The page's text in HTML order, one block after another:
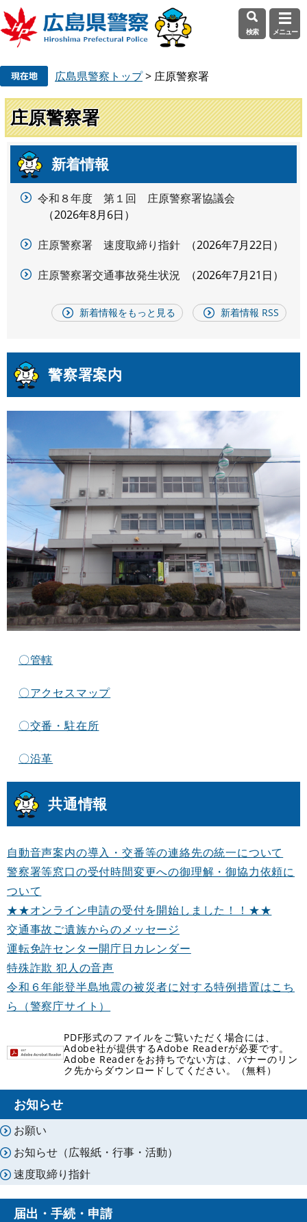
の
先
頭
ー
を
飛
検索 メニュー
広島県警察トップ> 庄原警察署
庄原警察署
本
文
新着情報
令和８年度 第１回 庄原警察署協議会
2026年8月6日
庄原警察署 速度取締り指針
2026年7月22日
庄原警察署交通事故発生状況
2026年7月21日
新着情報をもっと見る 新着情報 RSS
警察署案内
〇管轄
〇アクセスマップ
〇交番・駐在所
〇沿革
共通情報
自動音声案内の導入・交番等の連絡先の統一について
警察署等窓口の受付時間変更への御理解・御協力依頼に
ついて
★★オンライン申請の受付を開始しました！！★★
交通事故ご遺族からのメッセージ
運転免許センター開庁日カレンダー
特殊詐欺 犯人の音声
令和６年能登半島地震の被災者に対する特例措置はこち
ら（警察庁サイト）
PDF形式のファイルをご覧いただく場合には、
Adobe社が提供するAdobe Readerが必要です。
Adobe Readerをお持ちでない方は、バナーのリン
ク先からダウンロードしてください。（無料）
お知らせ
お願い
お知らせ（広報紙・行事・活動）
速度取締り指針
届出・手続・申請